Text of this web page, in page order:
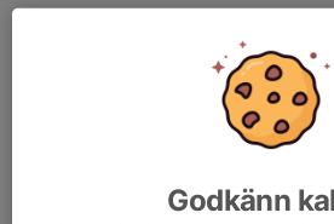
Godkänn